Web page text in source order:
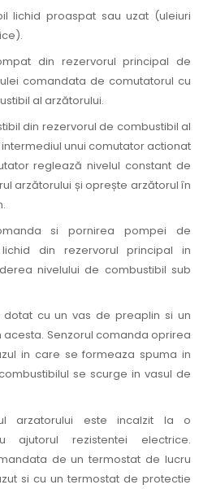
lichid proaspat sau uzat (uleiuri
din rezervorul principal de
comandata de comutatorul cu
al arzătorului.
din rezervorul de combustibil al
unui comutator actionat
reglează nivelul constant de
arzătorului și oprește arzătorul în
si pornirea pompei de
din rezervorul principal in
nivelului de combustibil sub
dotat cu un vas de preaplin si un
Senzorul comanda oprirea
in care se formeaza spuma in
se scurge in vasul de
arzatorului este incalzit la o
ajutorul rezistentei electrice.
de un termostat de lucru
si cu un termostat de protectie